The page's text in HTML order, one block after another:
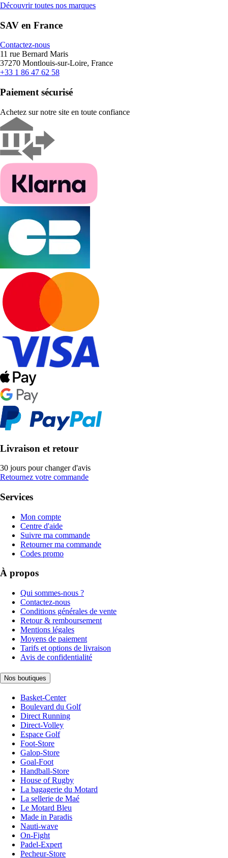
Découvrir toutes nos marques
SAV en France
Contactez-nous
11 rue Bernard Maris
37270 Montlouis-sur-Loire, France
+33 1 86 47 62 58
Paiement sécurisé
Achetez sur notre site en toute confiance
Livraison et retour
30 jours pour changer d'avis
Retournez votre commande
Services
Mon compte
Centre d'aide
Suivre ma commande
Retourner ma commande
Codes promo
À propos
Qui sommes-nous ?
Contactez-nous
Conditions générales de vente
Retour & remboursement
Mentions légales
Moyens de paiement
Tarifs et options de livraison
Avis de confidentialité
Nos boutiques
Basket-Center
Boulevard du Golf
Direct Running
Direct-Volley
Espace Golf
Foot-Store
Galop-Store
Goal-Foot
Handball-Store
House of Rugby
La bagagerie du Motard
La sellerie de Maé
Le Motard Bleu
Made in Paradis
Nauti-wave
On-Fight
Padel-Expert
Pecheur-Store